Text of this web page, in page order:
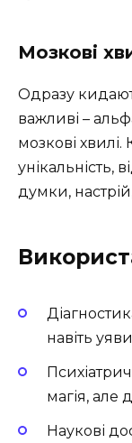
Мозкові
Одразу
важливі –
мозкові
унікальність,
думки,
навіть
магія, але
Наукові